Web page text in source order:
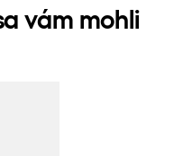
vám mohli